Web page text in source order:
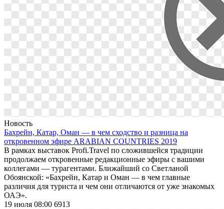
Новость
Бахрейн, Катар, Оман — в чем сходство и разница на
откровенном эфире ARABIAN COUNTRIES 2019
В рамках выставок Profi.Travel по сложившейся традиции
продолжаем откровенные редакционные эфиры с вашими
коллегами — турагентами. Ближайший со Светланой
Обоянской: «Бахрейн, Катар и Оман — в чем главные
различия для туриста и чем они отличаются от уже знакомых
ОАЭ».
19 июля 08:00 6913